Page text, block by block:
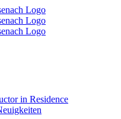
in Residence